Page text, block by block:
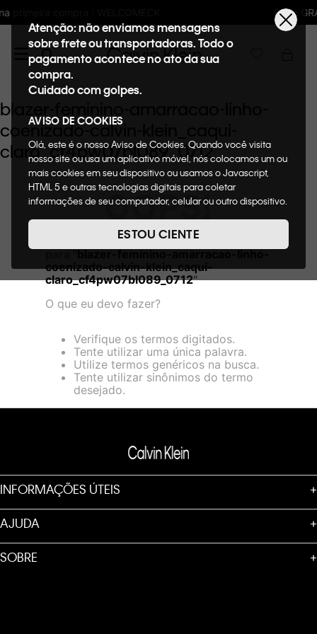
Frete GRÁTIS nas compras acima
Atenção: não enviamos mensagens
sobre frete ou transportadoras. Todo o
pagamento acontece no ato da sua
compra.
Cuidado com golpes.
AVISO DE COOKIES
Olá, este é o nosso Aviso de Cookies. Quando você visita
nosso site ou usa um aplicativo móvel, nós colocamos um ou
mais cookies em seu dispositivo ou usamos o Javascript,
HTML 5 e outras tecnologias digitais para coletar
informações de seu computador, celular ou outro dispositivo.
de cookies, informaremos quais cookies usaremos e quais
suas funções. A forma como processamos os dados
nosso Aviso de Privacidade. Quando você visita nosso site,
consideraremos isso como sua solicitação específica para
fornecer a você toda a funcionalidade do site, incluindo,
entre outros, a capacidade de comprar um item em nossa
Cookies acesse o link.
ESTOU CIENTE
blazer-feminino-amarracao-linho-
coenizado-calvin-klein_caqui-
claro_cf4pw07bl089_0712
OOPS!
Não encontramos nenhum resultado
coenizado-calvin-klein_caqui-
claro_cf4pw07bl089_0712"
O que eu devo fazer?
Verifique os termos digitados.
Tente utilizar uma única palavra.
Utilize termos genéricos na busca.
Tente utilizar sinônimos do termo
desejado.
INFORMAÇÕES ÚTEIS +
AJUDA +
SOBRE +